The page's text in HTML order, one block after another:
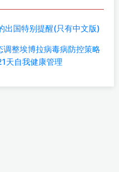
出国特别提醒(只有中文版)
整埃博拉病毒病防控策略
天自我健康管理